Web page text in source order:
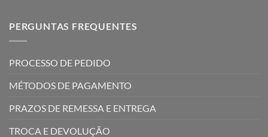
PERGUNTAS FREQUENTES
PROCESSO DE PEDIDO
MÉTODOS DE PAGAMENTO
PRAZOS DE REMESSA E ENTREGA
TROCA E DEVOLUÇÃO